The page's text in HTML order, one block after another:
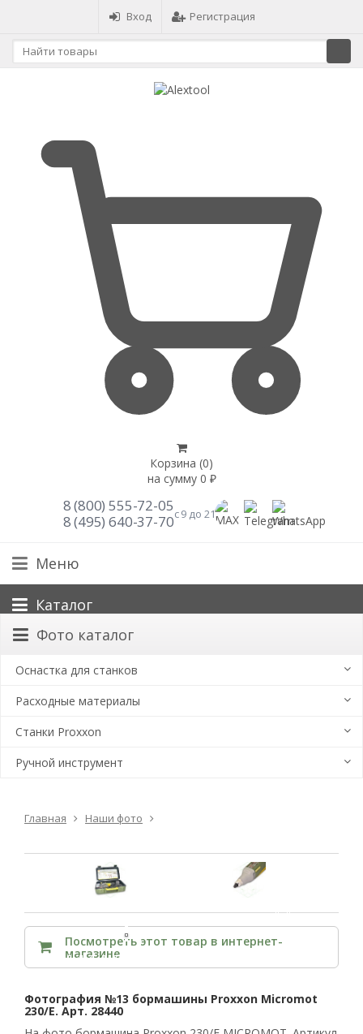
Вход Регистрация
Корзина (0)
на сумму 0 ₽
8 (800) 555-72-05
8 (495) 640-37-70с 9 до 21
Меню
Каталог
Фото каталог
Оснастка для станков
Расходные материалы
Станки Proxxon
Ручной инструмент
Главная Наши фото
Посмотреть этот товар в интернет-
магазине
Фотография №13 бормашины Proxxon Micromot
230/E. Арт. 28440